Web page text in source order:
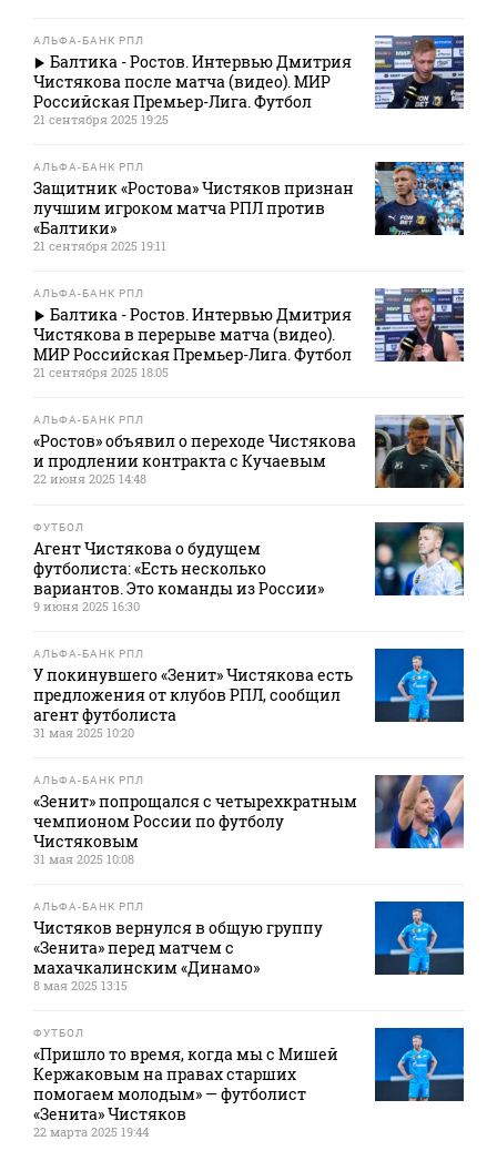
АЛЬФА-БАНК РПЛ
Балтика - Ростов. Интервью Дмитрия
Чистякова после матча (видео). МИР
Российская Премьер-Лига. Футбол
21 сентября 2025 19:25
АЛЬФА-БАНК РПЛ
Защитник «Ростова» Чистяков признан
лучшим игроком матча РПЛ против
«Балтики»
21 сентября 2025 19:11
АЛЬФА-БАНК РПЛ
Балтика - Ростов. Интервью Дмитрия
Чистякова в перерыве матча (видео).
МИР Российская Премьер-Лига. Футбол
21 сентября 2025 18:05
АЛЬФА-БАНК РПЛ
«Ростов» объявил о переходе Чистякова
и продлении контракта с Кучаевым
22 июня 2025 14:48
ФУТБОЛ
Агент Чистякова о будущем
футболиста: «Есть несколько
вариантов. Это команды из России»
9 июня 2025 16:30
АЛЬФА-БАНК РПЛ
У покинувшего «Зенит» Чистякова есть
предложения от клубов РПЛ, сообщил
агент футболиста
31 мая 2025 10:20
АЛЬФА-БАНК РПЛ
«Зенит» попрощался с четырехкратным
чемпионом России по футболу
Чистяковым
31 мая 2025 10:08
АЛЬФА-БАНК РПЛ
Чистяков вернулся в общую группу
«Зенита» перед матчем с
махачкалинским «Динамо»
8 мая 2025 13:15
ФУТБОЛ
«Пришло то время, когда мы с Мишей
Кержаковым на правах старших
помогаем молодым» — футболист
«Зенита» Чистяков
22 марта 2025 19:44